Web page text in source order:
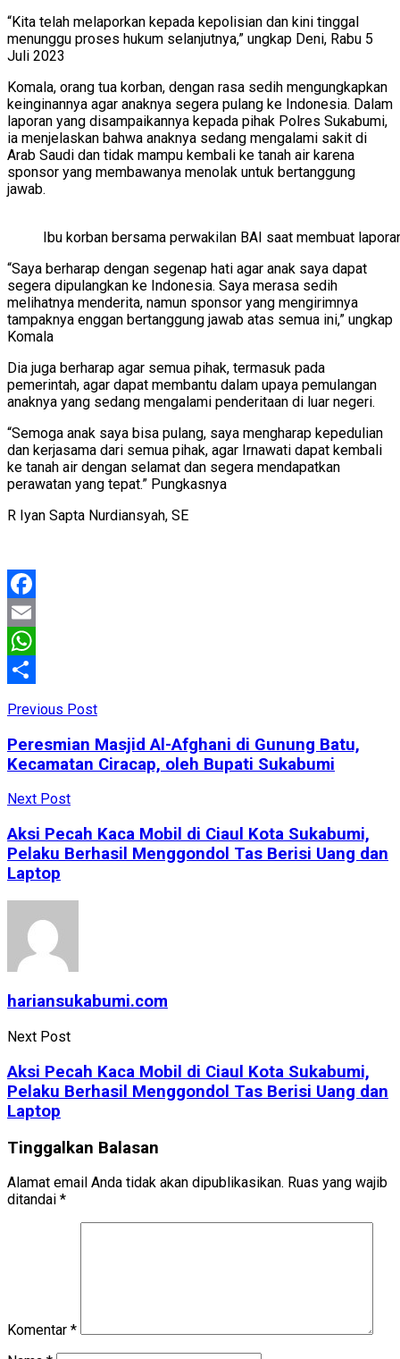
“Kita telah melaporkan kepada kepolisian dan kini tinggal
menunggu proses hukum selanjutnya,” ungkap Deni, Rabu 5
Juli 2023
Komala, orang tua korban, dengan rasa sedih mengungkapkan
keinginannya agar anaknya segera pulang ke Indonesia. Dalam
laporan yang disampaikannya kepada pihak Polres Sukabumi,
ia menjelaskan bahwa anaknya sedang mengalami sakit di
Arab Saudi dan tidak mampu kembali ke tanah air karena
sponsor yang membawanya menolak untuk bertanggung
jawab.
Ibu korban bersama perwakilan BAI saat membuat
“Saya berharap dengan segenap hati agar anak saya dapat
segera dipulangkan ke Indonesia. Saya merasa sedih
melihatnya menderita, namun sponsor yang mengirimnya
tampaknya enggan bertanggung jawab atas semua ini,” ungkap
Komala
Dia juga berharap agar semua pihak, termasuk pada
pemerintah, agar dapat membantu dalam upaya pemulangan
anaknya yang sedang mengalami penderitaan di luar negeri.
“Semoga anak saya bisa pulang, saya mengharap kepedulian
dan kerjasama dari semua pihak, agar Irnawati dapat kembali
ke tanah air dengan selamat dan segera mendapatkan
perawatan yang tepat.” Pungkasnya
R Iyan Sapta Nurdiansyah, SE
Facebook
Email
WhatsApp
Previous Post
Peresmian Masjid Al-Afghani di Gunung Batu,
Kecamatan Ciracap, oleh Bupati Sukabumi
Next Post
Aksi Pecah Kaca Mobil di Ciaul Kota Sukabumi,
Pelaku Berhasil Menggondol Tas Berisi Uang dan
Laptop
hariansukabumi.com
Next Post
Aksi Pecah Kaca Mobil di Ciaul Kota Sukabumi,
Pelaku Berhasil Menggondol Tas Berisi Uang dan
Laptop
Tinggalkan Balasan
Alamat email Anda tidak akan dipublikasikan. Ruas yang wajib
ditandai *
Komentar *